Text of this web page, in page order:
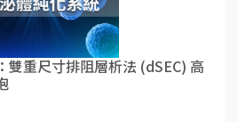
雙重尺寸排阻層析法 (dSEC) 高